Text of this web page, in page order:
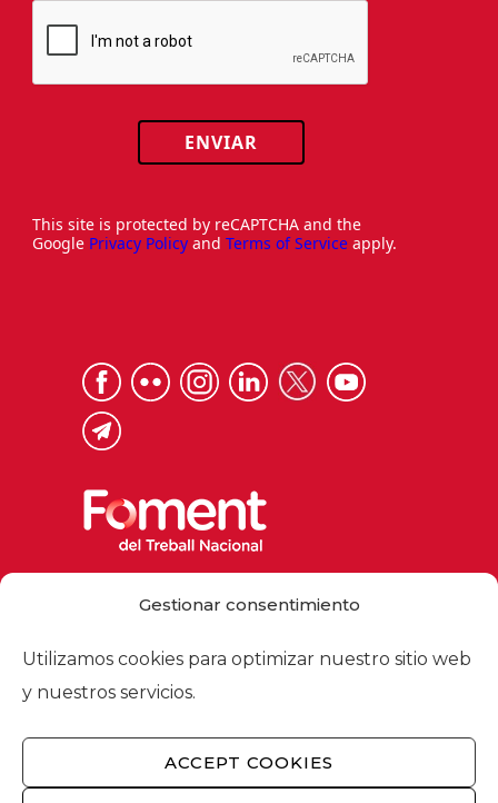
Gestionar consentimiento
Utilizamos cookies para optimizar nuestro sitio web
y nuestros servicios.
ACCEPT COOKIES
ENVIAR
This site is protected by reCAPTCHA and the
Google Privacy Policy and Terms of Service apply.
foment@foment.com
© 2026 - Foment del Treball Nacional